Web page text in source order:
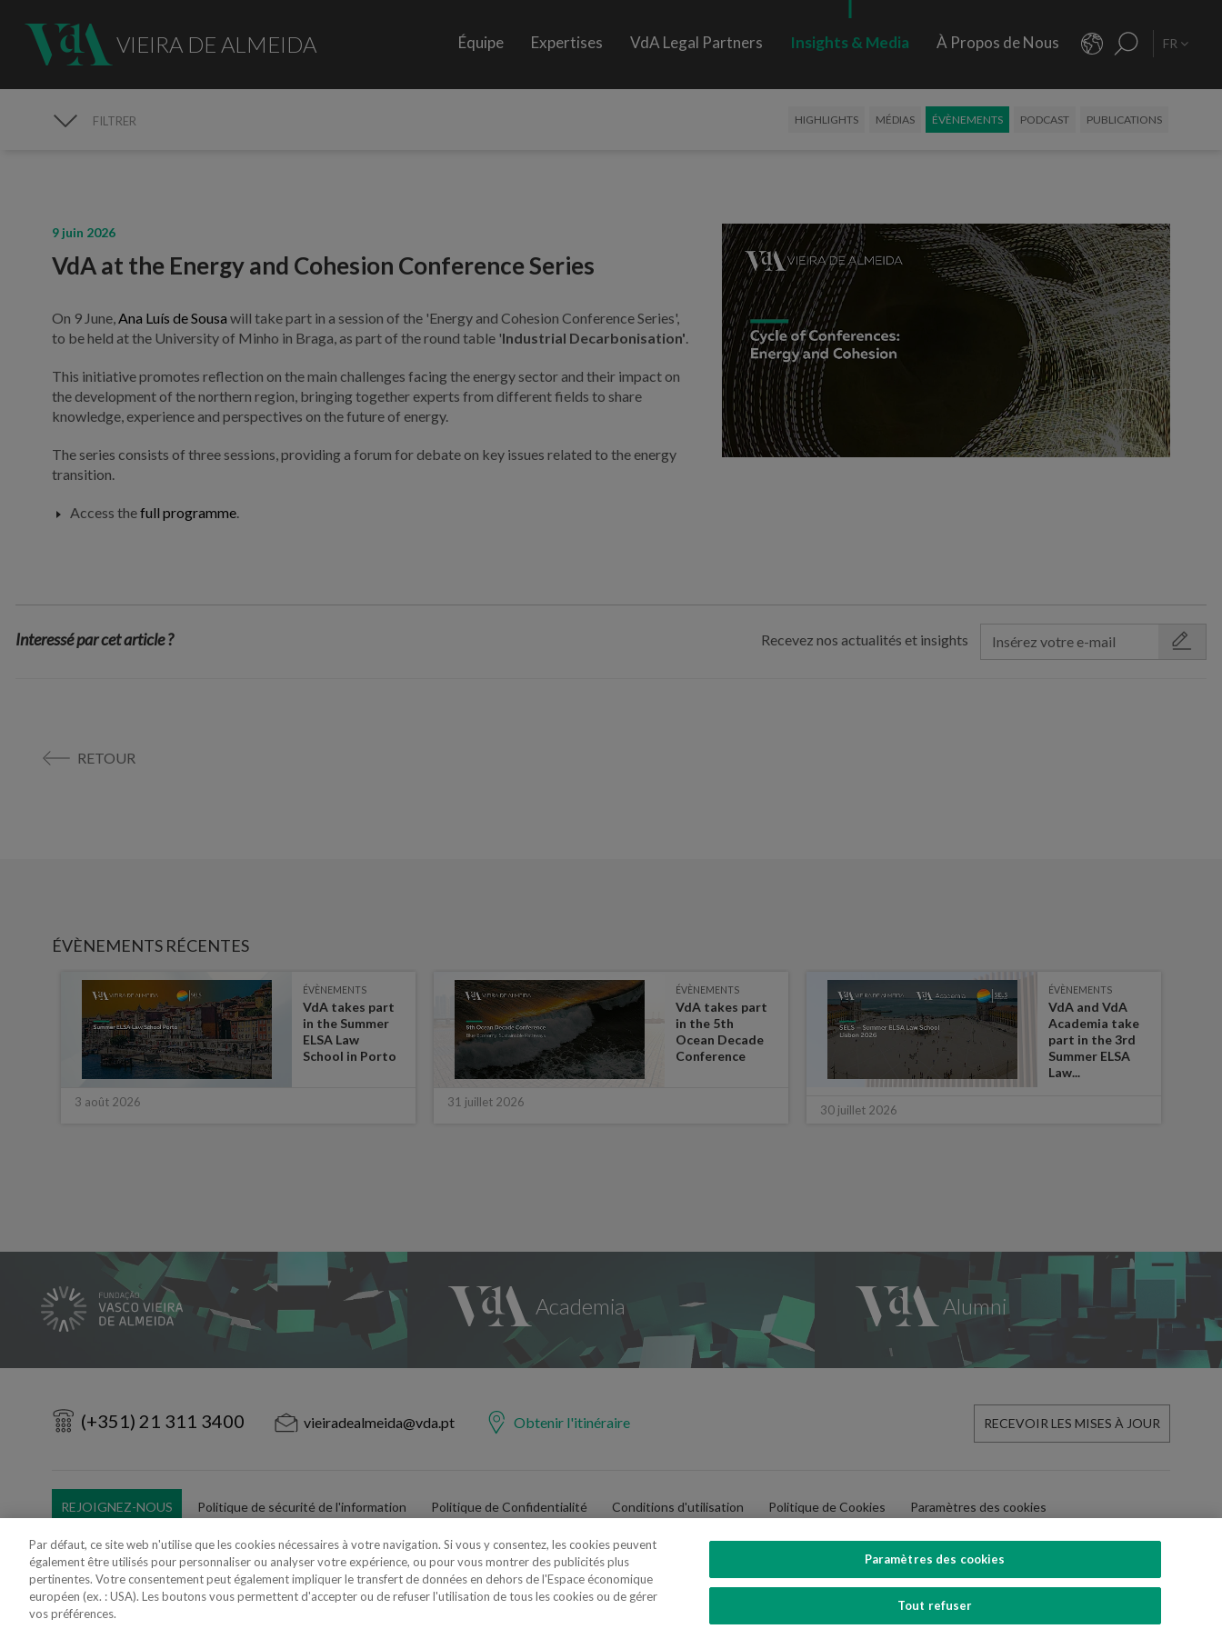
VIEIRA DE ALMEIDA Équipe Expertises VdA Legal Partners Insights & Media À Propos de Nous FR
FILTRER HIGHLIGHTS MÉDIAS ÉVÈNEMENTS PODCAST PUBLICATIONS
9 juin 2026
VdA at the Energy and Cohesion Conference Series
On 9 June, Ana Luís de Sousa will take part in a session of the 'Energy and Cohesion Conference Series',
to be held at the University of Minho in Braga, as part of the round table 'Industrial Decarbonisation'
This initiative promotes reflection on the main challenges facing the energy sector and their impact on
the development of the northern region, bringing together experts from different fields to share
knowledge, experience and perspectives on the future of energy.
The series consists of three sessions, providing a forum for debate on key issues related to the energy
transition.
Access thefull programme
Interessé par cet article ? Recevez nos actualités et insights
RETOUR
ÉVÈNEMENTS RÉCENTES
ÉVÈNEMENTS
VdA takes part
in the Summer
ELSA Law
School in Porto
3 août 2026
ÉVÈNEMENTS
VdA takes part
in the 5th
Ocean Decade
Conference
31 juillet 2026
ÉVÈNEMENTS
VdA and VdA
Academia take
part in the 3rd
Summer ELSA
Law...
30 juillet 2026
(+351) 21 311 3400 vieiradealmeida@vda.pt Obtenir l'itinéraire RECEVOIR LES MISES À JOUR
REJOIGNEZ-NOUS Politique de sécurité de l'information Politique de Confidentialité Conditions d'utilisation Politique de Cookies Paramètres des cookies
Utilisation Frauduleuse du Nom/Brand
Par défaut, ce site web n'utilise que les cookies nécessaires à votre navigation. Si vous y consentez, les cookies peuvent
également être utilisés pour personnaliser ou analyser votre expérience, ou pour vous montrer des publicités plus
pertinentes. Votre consentement peut également impliquer le transfert de données en dehors de l'Espace économique
européen (ex. : USA). Les boutons vous permettent d'accepter ou de refuser l'utilisation de tous les cookies ou de gérer
vos préférences.
Paramètres des cookies
Tout refuser